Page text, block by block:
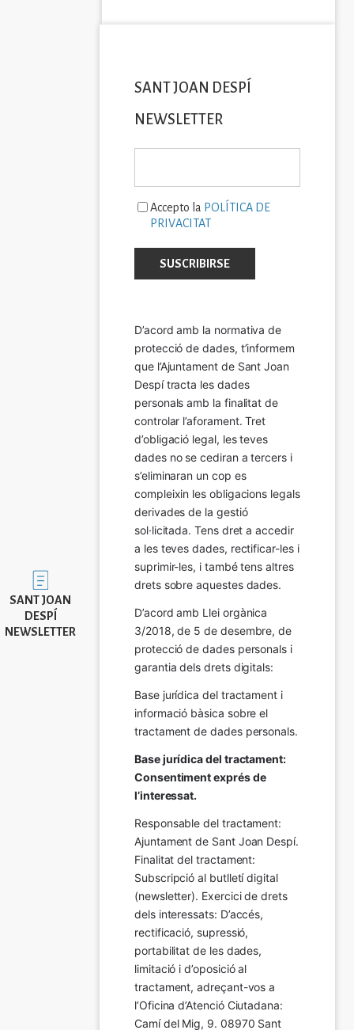
Imatge
SANT JOAN
DESPÍ
NEWSLETTER
SANT JOAN DESPÍ
NEWSLETTER
Accepto la POLÍTICA DE
PRIVACITAT
D’acord amb la normativa de
protecció de dades, t’informem
que l’Ajuntament de Sant Joan
Despí tracta les dades
personals amb la finalitat de
controlar l’aforament. Tret
d’obligació legal, les teves
dades no se cediran a tercers i
s’eliminaran un cop es
compleixin les obligacions legals
derivades de la gestió
sol·licitada. Tens dret a accedir
a les teves dades, rectificar-les i
suprimir-les, i també tens altres
drets sobre aquestes dades.
D’acord amb Llei orgànica
3/2018, de 5 de desembre, de
protecció de dades personals i
garantia dels drets digitals:
Base jurídica del tractament i
informació bàsica sobre el
tractament de dades personals.
Base jurídica del tractament:
Consentiment exprés de
l’interessat.
Responsable del tractament:
Ajuntament de Sant Joan Despí.
Finalitat del tractament:
Subscripció al butlletí digital
(newsletter). Exercici de drets
dels interessats: D’accés,
rectificació, supressió,
portabilitat de les dades,
limitació i d’oposició al
tractament, adreçant-vos a
l’Oficina d’Atenció Ciutadana:
Camí del Mig, 9. 08970 Sant